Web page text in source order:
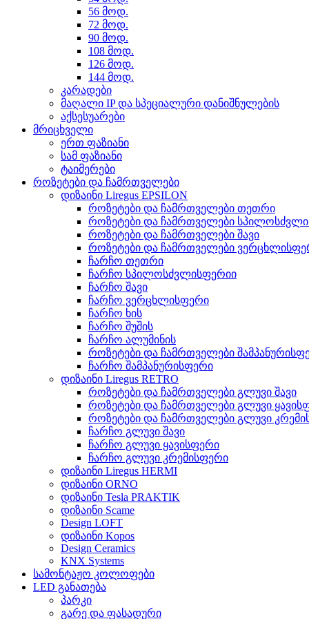
56 მოდ.
72 მოდ.
90 მოდ.
108 მოდ.
126 მოდ.
144 მოდ.
კარადები
მაღალი IP და სპეციალური დანიშნულების
აქსესუარები
მრიცხველი
ერთ ფაზიანი
სამ ფაზიანი
ტაიმერები
როზეტები და ჩამრთველები
დიზაინი Liregus EPSILON
როზეტები და ჩამრთველები თეთრი
როზეტები და ჩამრთველები
როზეტები და ჩამრთველები შავი
როზეტები და ჩამრთველები
ჩარჩო თეთრი
ჩარჩო სპილოსძვლისფერიი
ჩარჩო შავი
ჩარჩო ვერცხლისფერი
ჩარჩო ხის
ჩარჩო შუშის
ჩარჩო ალუმინის
როზეტები და ჩამრთველები
ჩარჩო შამპანურისფერი
დიზაინი Liregus RETRO
როზეტები და ჩამრთველები გლუვი შავი
როზეტები და ჩამრთველები გლუვი
როზეტები და ჩამრთველები გლუვი
ჩარჩო გლუვი შავი
ჩარჩო გლუვი ყავისფერი
ჩარჩო გლუვი კრემისფერი
დიზაინი Liregus HERMI
დიზაინი ORNO
დიზაინი Tesla PRAKTIK
დიზაინი Scame
Design LOFT
დიზაინი Kopos
Design Ceramics
KNX Systems
სამონტაჟო კოლოფები
LED განათება
პარკი
გარე და ფასადური